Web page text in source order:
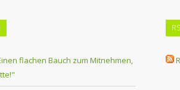
flachen Bauch zum Mitnehmen,